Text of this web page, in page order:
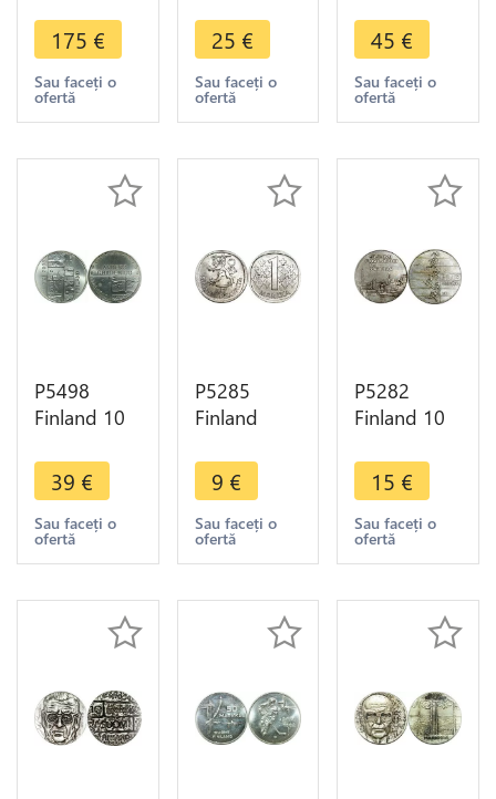
Alexander
III 1891 AU
-> Make
offer
175 €
Sau faceți o
ofertă
Alexandre II
1867 - Faire
Offre
25 €
Sau faceți o
ofertă
Plane
Turkey
1997 Silver
Proof -> M
45 €
Sau faceți o
ofertă
P5498
Finland 10
Anders
Chydenius
2003 Silver
UNC -> M
39 €
Sau faceți o
ofertă
P5285
Finland
Lion 1967
Silver UNC -
> M Offer
9 €
Sau faceți o
ofertă
P5282
Finland 10
EMX
Hensilki
runners
1971 Silver
Offer
15 €
Sau faceți o
ofertă